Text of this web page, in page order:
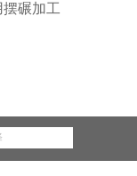
碾加工